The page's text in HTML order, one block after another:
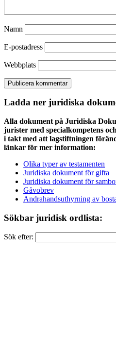
Namn
E-postadress
Webbplats
Ladda ner juridiska
Alla dokument på Juridiska
jurister med specialkompetens
i takt med att lagstiftningen
länkar för mer information:
Olika typer av testamenten
Juridiska dokument för gifta
Juridiska dokument för
Gåvobrev
Andrahandsuthyrning av
Sökbar juridisk ordlista:
Sök efter: